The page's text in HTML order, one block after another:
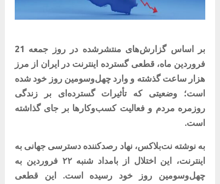
بر اساس گزارش‌های منتشرشده در روز جمعه 21
فروردین ماه، قطعی گسترده اینترنت در ایران از مرز
هزار ساعت گذشته و وارد چهل‌وسومین روز خود شده
است؛ وضعیتی که تأثیرات گسترده‌ای بر زندگی
روزمره مردم و فعالیت کسب‌وکارها بر جای گذاشته
است.
به نوشته نت‌بلاکس، نهاد رصدکننده دسترسی جهانی به
اینترنت، این اختلال از بامداد شنبه ۲۲ فروردین به
چهل‌وسومین روز خود رسیده است. این قطعی